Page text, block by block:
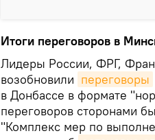
Итоги переговоров в
Лидеры России, ФРГ,
возобновили переговоры
в Донбассе в формате
переговоров сторонами
"Комплекс мер по